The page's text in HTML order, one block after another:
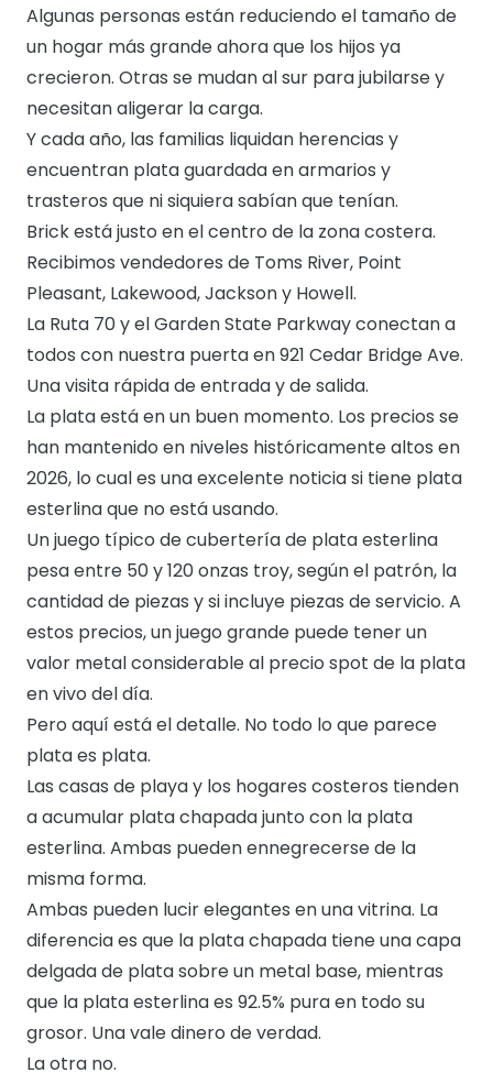
Algunas personas están reduciendo el tamaño de
un hogar más grande ahora que los hijos ya
crecieron. Otras se mudan al sur para jubilarse y
necesitan aligerar la carga.
Y cada año, las familias liquidan herencias y
encuentran plata guardada en armarios y
trasteros que ni siquiera sabían que tenían.
Brick está justo en el centro de la zona costera.
Recibimos vendedores de Toms River, Point
Pleasant, Lakewood, Jackson y Howell.
La Ruta 70 y el Garden State Parkway conectan a
todos con nuestra puerta en 921 Cedar Bridge Ave.
Una visita rápida de entrada y de salida.
La plata está en un buen momento. Los precios se
han mantenido en niveles históricamente altos en
2026, lo cual es una excelente noticia si tiene plata
esterlina que no está usando.
Un juego típico de cubertería de plata esterlina
pesa entre 50 y 120 onzas troy, según el patrón, la
cantidad de piezas y si incluye piezas de servicio. A
estos precios, un juego grande puede tener un
valor metal considerable al precio spot de la plata
en vivo del día.
Pero aquí está el detalle. No todo lo que parece
plata es plata.
Las casas de playa y los hogares costeros tienden
a acumular plata chapada junto con la plata
esterlina. Ambas pueden ennegrecerse de la
misma forma.
Ambas pueden lucir elegantes en una vitrina. La
diferencia es que la plata chapada tiene una capa
delgada de plata sobre un metal base, mientras
que la plata esterlina es 92.5% pura en todo su
grosor. Una vale dinero de verdad.
La otra no.